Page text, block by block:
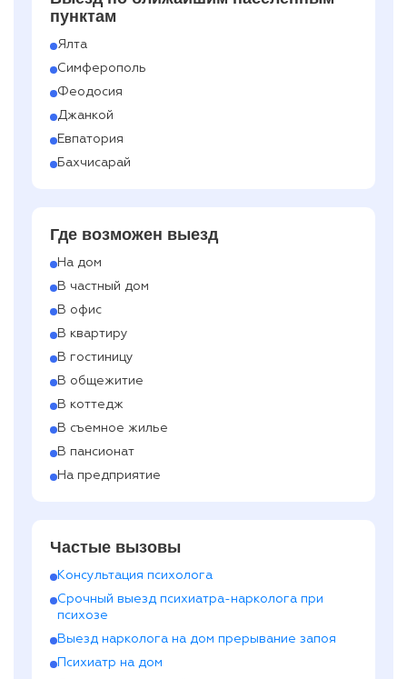
пунктам
Ялта
Симферополь
Феодосия
Джанкой
Евпатория
Бахчисарай
Где возможен выезд
На дом
В частный дом
В офис
В квартиру
В гостиницу
В общежитие
В коттедж
В съемное жилье
В пансионат
На предприятие
Частые вызовы
Консультация психолога
Срочный выезд психиатра-нарколога при
психозе
Выезд нарколога на дом прерывание запоя
Психиатр на дом